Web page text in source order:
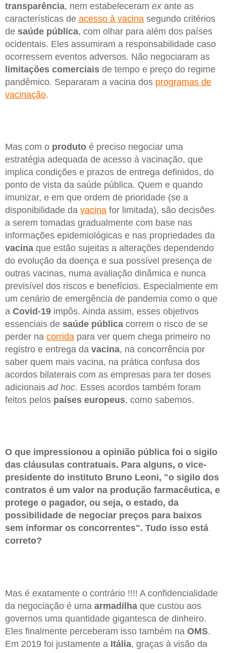
transparência, nem estabeleceram exante as
características de acesso à vacina segundo critérios
de saúde pública, com olhar para além dos países
ocidentais. Eles assumiram a responsabilidade caso
ocorressem eventos adversos. Não negociaram as
limitações comerciais de tempo e preço do regime
pandêmico. Separaram a vacina dos programas de
vacinação.
Mas com o produto é preciso negociar uma
estratégia adequada de acesso à vacinação, que
implica condições e prazos de entrega definidos, do
ponto de vista da saúde pública. Quem e quando
imunizar, e em que ordem de prioridade (se a
disponibilidade da vacina for limitada), são decisões
a serem tomadas gradualmente com base nas
informações epidemiológicas e nas propriedades da
vacina que estão sujeitas a alterações dependendo
do evolução da doença e sua possível presença de
outras vacinas, numa avaliação dinâmica e nunca
previsível dos riscos e benefícios. Especialmente em
um cenário de emergência de pandemia como o que
a Covid-19 impôs. Ainda assim, esses objetivos
essenciais de saúde pública correm o risco de se
perder na corrida para ver quem chega primeiro no
registro e entrega da vacina, na concorrência por
saber quem mais vacina, na prática confusa dos
acordos bilaterais com as empresas para ter doses
adicionais ad hoc. Esses acordos também foram
feitos pelos países europeus, como sabemos.
O que impressionou a opinião pública foi o sigilo
das cláusulas contratuais. Para alguns, o vice-
presidente do instituto Bruno Leoni, "o sigilo dos
contratos é um valor na produção farmacêutica, e
protege o pagador, ou seja, o estado, da
possibilidade de negociar preços para baixos
sem informar os concorrentes". Tudo isso está
correto?
Mas é exatamente o contrário !!!! A confidencialidade
da negociação é uma armadilha que custou aos
governos uma quantidade gigantesca de dinheiro.
Eles finalmente perceberam isso também na OMS.
Em 2019 foi justamente a Itália, graças à visão da